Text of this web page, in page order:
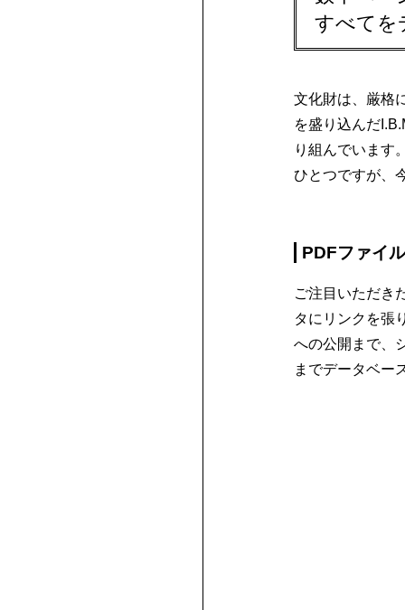
すべてを
文化財は、厳格
を盛り込んだ
り組んでいます
ひとつですが、
PDFファイ
ご注目いただき
タにリンクを張
への公開まで、
までデータベー